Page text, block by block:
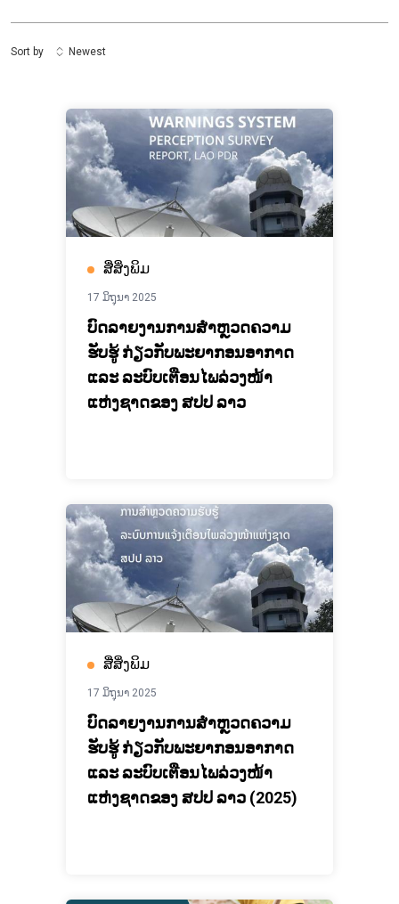
Sort by Newest
ສື່ສິ່ງພິມ
17 ມິຖຸນາ 2025
ບົດລາຍງານການສໍາຫຼວດຄວາມ
ຮັບຮູ້ ກ່ຽວກັບພະຍາກອນອາກາດ
ແລະ ລະບົບເຕືອນໄພລ່ວງໜ້າ
ແຫ່ງຊາດຂອງ ສປປ ລາວ
ສື່ສິ່ງພິມ
17 ມິຖຸນາ 2025
ບົດລາຍງານການສໍາຫຼວດຄວາມ
ຮັບຮູ້ ກ່ຽວກັບພະຍາກອນອາກາດ
ແລະ ລະບົບເຕືອນໄພລ່ວງໜ້າ
ແຫ່ງຊາດຂອງ ສປປ ລາວ (2025)